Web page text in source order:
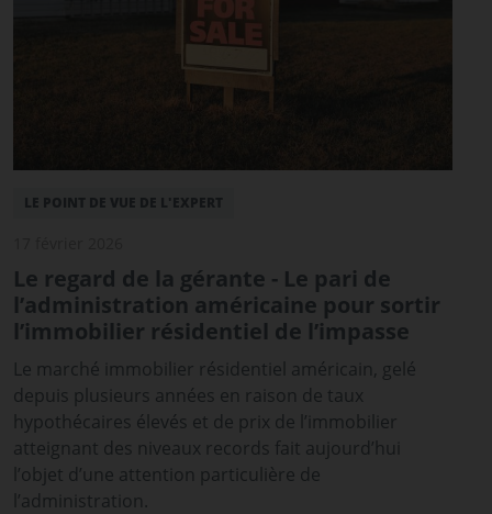
LE POINT DE VUE DE L'EXPERT
Le regard de la gérante - Le pari de
l’administration américaine pour sortir
l’immobilier résidentiel de l’impasse
Le marché immobilier résidentiel américain, gelé
depuis plusieurs années en raison de taux
hypothécaires élevés et de prix de l’immobilier
atteignant des niveaux records fait aujourd’hui
l’objet d’une attention particulière de
l’administration.